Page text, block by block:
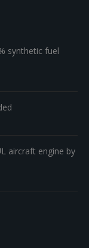
synthetic fuel
aircraft engine by